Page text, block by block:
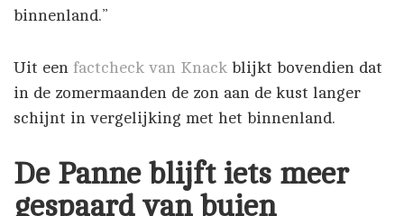
binnenland.”
Uit een factcheck van Knack blijkt bovendien dat
in de zomermaanden de zon aan de kust langer
schijnt in vergelijking met het binnenland.
De Panne blijft iets meer
gespaard van buien